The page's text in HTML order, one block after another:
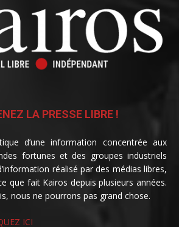
LA PRESSE LIBRE !
d’une information concentrée aux
fortunes et des groupes industriels
réalisé par des médias libres,
que fait Kairos depuis plusieurs années.
nous ne pourrons pas grand chose.
ICI